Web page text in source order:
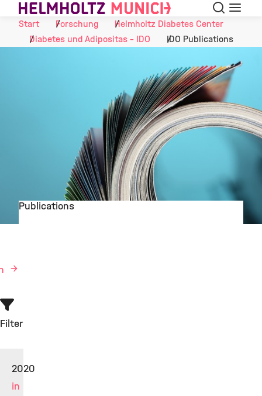
Skip to Content Suche
Start
Forschung
Helmholtz Diabetes Center
Diabetes und Adipositas - IDO
IDO Publications
Publications
Filter
2020
in